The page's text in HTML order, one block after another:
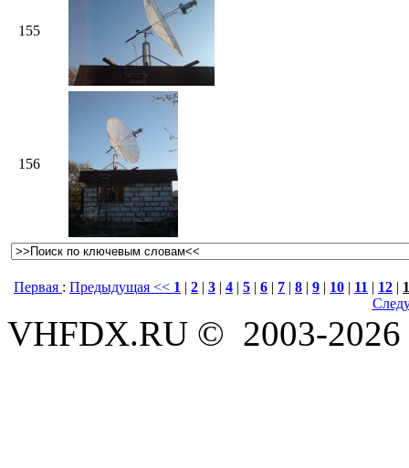
155
156
Первая : Предыдущая << 1 | 2 | 3 | 4 | 5 | 6 | 7 | 8 | 9 | 10 | 11 | 12 |
VHFDX.RU © 2003-2026